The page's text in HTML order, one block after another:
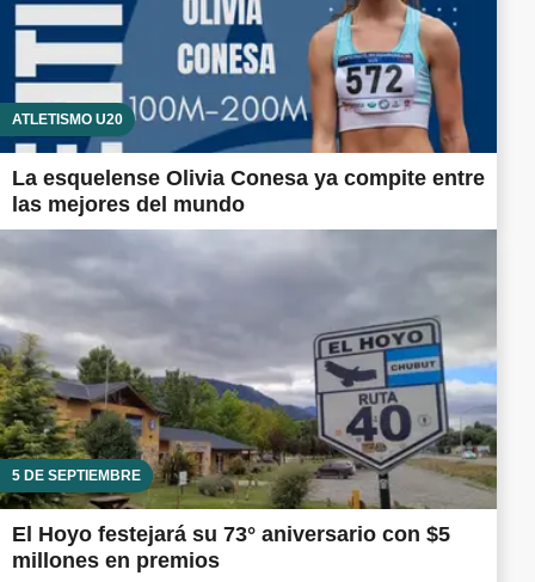
ATLETISMO U20
La esquelense Olivia Conesa ya compite entre
las mejores del mundo
5 DE SEPTIEMBRE
El Hoyo festejará su 73° aniversario con $5
millones en premios